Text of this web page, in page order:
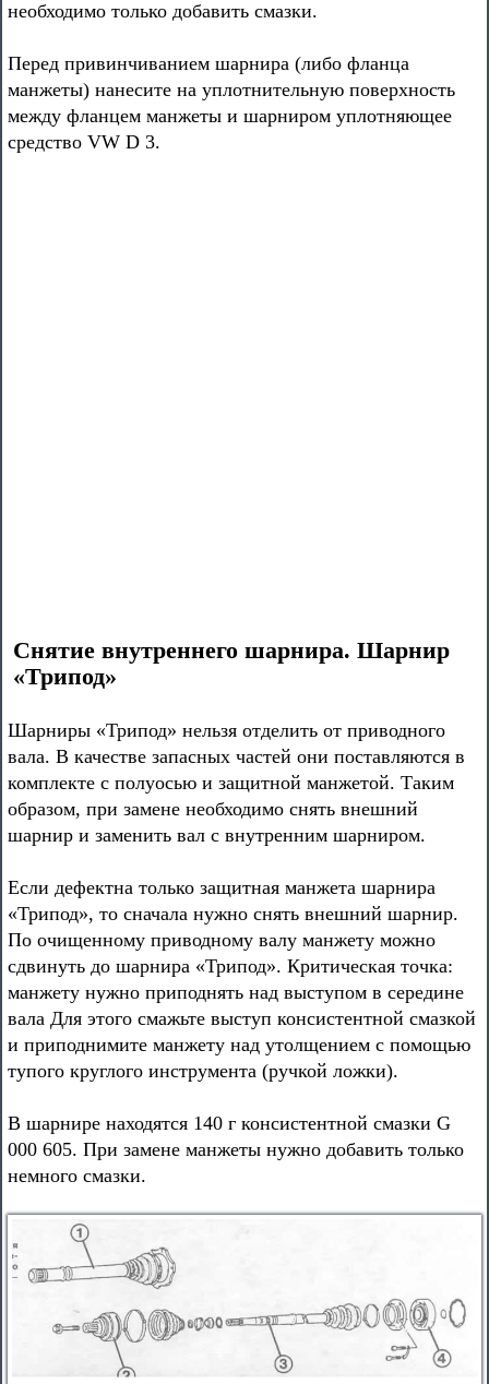
необходимо только добавить смазки.
Перед привинчиванием шарнира (либо фланца
манжеты) нанесите на уплотнительную поверхность
между фланцем манжеты и шарниром уплотняющее
средство VW D 3.
Снятие внутреннего шарнира. Шарнир
«Трипод»
Шарниры «Трипод» нельзя отделить от приводного
вала. В качестве запасных частей они поставляются в
комплекте с полуосью и защитной манжетой. Таким
образом, при замене необходимо снять внешний
шарнир и заменить вал с внутренним шарниром.
Если дефектна только защитная манжета шарнира
«Трипод», то сначала нужно снять внешний шарнир.
По очищенному приводному валу манжету можно
сдвинуть до шарнира «Трипод». Критическая точка:
манжету нужно приподнять над выступом в середине
вала Для этого смажьте выступ консистентной смазкой
и приподнимите манжету над утолщением с помощью
тупого круглого инструмента (ручкой ложки).
В шарнире находятся 140 г консистентной смазки G
000 605. При замене манжеты нужно добавить только
немного смазки.